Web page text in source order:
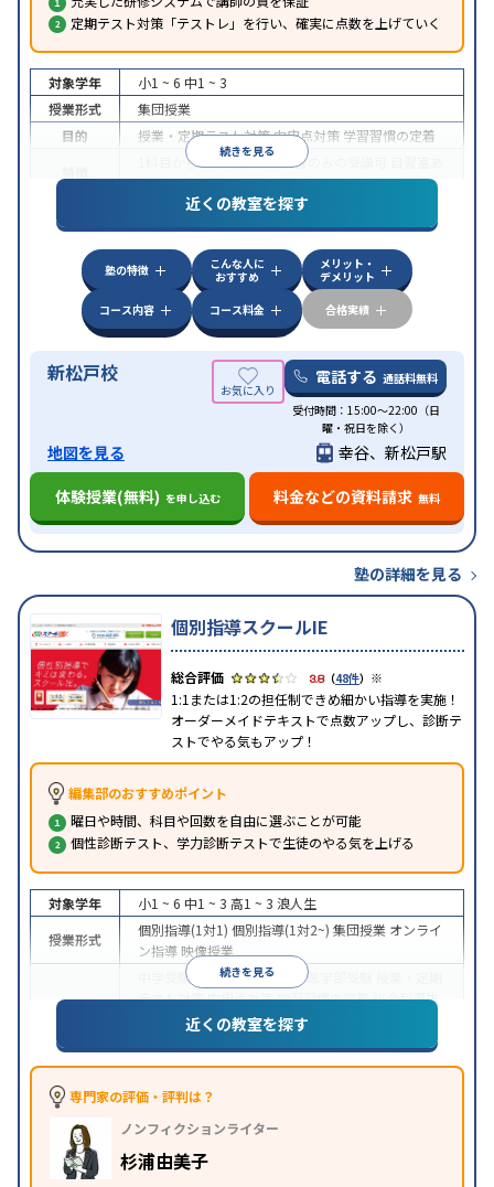
定期テスト対策「テストレ」を行い、確実に点数を上げていく
続きを見る
対象学年 小1 ~ 6 中1 ~ 3
授業形式
集団授業
目的
授業・定期テスト対策内申点対策 学習習慣の定着
1科目から受講可能季節講習のみの受講可
り
近くの教室を探す
塾の特徴
こんな人に
おすすめ
メリット・
デメリット
コース内容
コース料金 合格実績
新松戸校 電話する 通話料無料
受付時間：15:00～22:00（日
曜・祝日を除く）
地図を見る
幸谷、新松戸駅
体験授業(無料) を申し込む 料金などの資料請求 無料
塾の詳細を見る
個別指導スクールIE
3.8（48件） ※
1:1または1:2の担任制できめ細かい指導を実施！
オーダーメイドテキストで点数アップし、診断テ
ストでやる気もアップ！
編集部のおすすめポイント
曜日や時間、科目や回数を自由に選ぶことが可能
個性診断テスト、学力診断テストで生徒のやる気を上げる
続きを見る
対象学年 小1 ~ 6 中1 ~ 3 高1 ~ 3 浪人生
授業形式
個別指導(1対1) 個別指導(1対2~) 集団授業 オンライ
ン指導 映像授業
中学受験 高校受験大学受験 医学部受験
テスト対策内申点対策学習習慣の定着総合型選抜
(旧AO)対策 推薦入試対策学校別特化対策
中高一貫校生に対応
可能季節講習のみの受講可
※2023年3月調査。小学校高学年の個別指導塾アンケート調査方法
近くの教室を探す
専門家の評価・評判は？
ノンフィクションライター
杉浦由美子